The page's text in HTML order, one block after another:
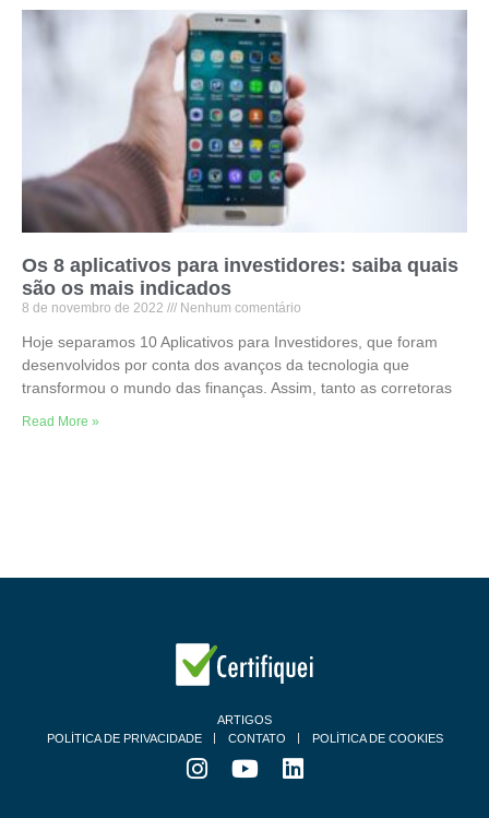
Os 8 aplicativos para investidores: saiba quais
são os mais indicados
8 de novembro de 2022 Nenhum comentário
Hoje separamos 10 Aplicativos para Investidores, que foram
desenvolvidos por conta dos avanços da tecnologia que
transformou o mundo das finanças. Assim, tanto as corretoras
Read More »
ARTIGOS
POLÍTICA DE PRIVACIDADE
CONTATO POLÍTICA DE COOKIES